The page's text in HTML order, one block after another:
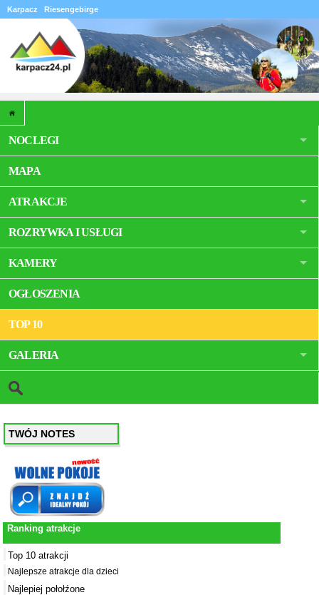
Karpacz Riesengebirge
NOCLEGI
MAPA
ATRAKCJE
ROZRYWKA I USŁUGI
KAMERY
OGŁOSZENIA
TOP 10
GALERIA
TWÓJ NOTES
Ranking atrakcje
Top 10 atrakcji
Najlepsze atrakcje dla dzieci
Najlepiej połołźone